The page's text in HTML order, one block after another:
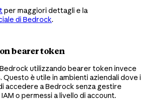
per maggiori dettagli e la
di Bedrock.
bearer token
utilizzando bearer token invece
Questo è utile in ambienti aziendali dove i
accedere a Bedrock senza gestire
o permessi a livello di account.